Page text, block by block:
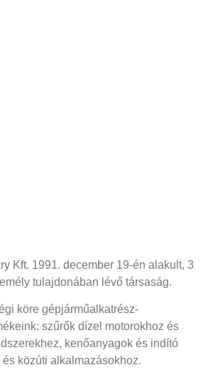
Kft. 1991. december 19-én alakult, 3
tulajdonában lévő társaság.
köre gépjárműalkatrész-
szűrők dízel motorokhoz és
kenőanyagok és indító
közúti alkalmazásokhoz.